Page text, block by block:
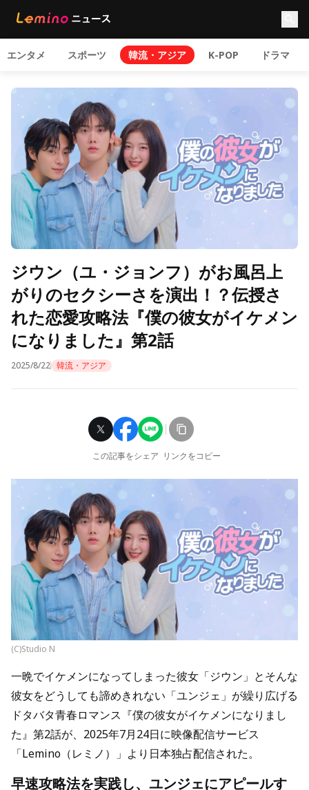
エンタメ スポーツ 韓流・アジア K-POP ドラマ
ジウン（ユ・ジョンフ）がお風呂上
がりのセクシーさを演出！？伝授さ
れた恋愛攻略法『僕の彼女がイケメン
になりました』第2話
2025/8/22 韓流・アジア
この記事をシェア リンクをコピー
(C)Studio N
一晩でイケメンになってしまった彼女「ジウン」とそんな
彼女をどうしても諦めきれない「ユンジェ」が繰り広げる
ドタバタ青春ロマンス『僕の彼女がイケメンになりまし
た』第2話が、2025年7月24日に映像配信サービス
「Lemino（レミノ）」より日本独占配信された。
早速攻略法を実践し、ユンジェにアピールす